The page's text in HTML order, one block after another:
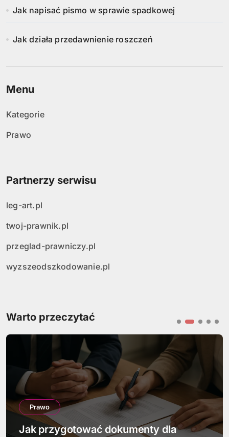
Jak napisać pismo w sprawie spadkowej
Jak działa przedawnienie roszczeń
Menu
Kategorie
Prawo
Partnerzy serwisu
leg-art.pl
twoj-prawnik.pl
przeglad-prawniczy.pl
wyzszeodszkodowanie.pl
Warto przeczytać
Prawo
Jak przygotować dokumenty dla